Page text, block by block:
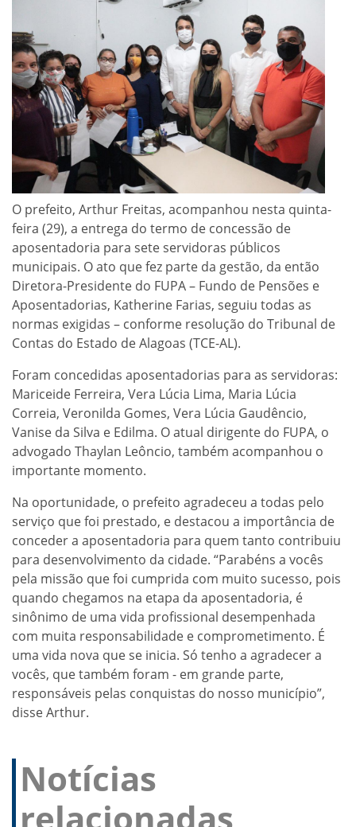
O prefeito, Arthur Freitas, acompanhou nesta quinta-
feira (29), a entrega do termo de concessão de
aposentadoria para sete servidoras públicos
municipais. O ato que fez parte da gestão, da então
Diretora-Presidente do FUPA – Fundo de Pensões e
Aposentadorias, Katherine Farias, seguiu todas as
normas exigidas – conforme resolução do Tribunal de
Contas do Estado de Alagoas (TCE-AL).
Foram concedidas aposentadorias para as servidoras:
Mariceide Ferreira, Vera Lúcia Lima, Maria Lúcia
Correia, Veronilda Gomes, Vera Lúcia Gaudêncio,
Vanise da Silva e Edilma. O atual dirigente do FUPA, o
advogado Thaylan Leôncio, também acompanhou o
importante momento.
Na oportunidade, o prefeito agradeceu a todas pelo
serviço que foi prestado, e destacou a importância de
conceder a aposentadoria para quem tanto contribuiu
para desenvolvimento da cidade. “Parabéns a vocês
pela missão que foi cumprida com muito sucesso, pois
quando chegamos na etapa da aposentadoria, é
sinônimo de uma vida profissional desempenhada
com muita responsabilidade e comprometimento. É
uma vida nova que se inicia. Só tenho a agradecer a
vocês, que também foram - em grande parte,
responsáveis pelas conquistas do nosso município”,
disse Arthur.
Notícias
relacionadas